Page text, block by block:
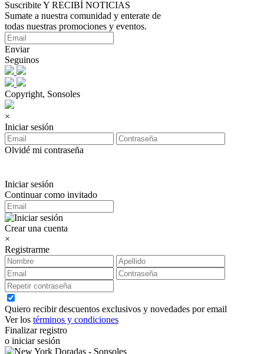
Suscribite Y RECIBÍ NOTICIAS
Sumate a nuestra comunidad y enterate de
todas nuestras promociones y eventos.
Enviar
Seguinos
Copyright, Sonsoles
×
Iniciar sesión
Olvidé mi contraseña
Iniciar sesión
Continuar como invitado
Crear una cuenta
×
Registrarme
Quiero recibir descuentos exclusivos y novedades por email
Ver los términos y condiciones
Finalizar registro
o iniciar sesión